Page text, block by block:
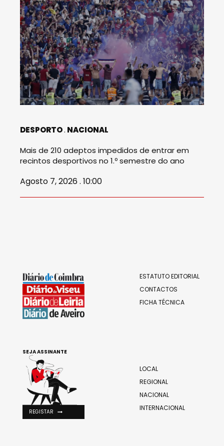
DESPORTO NACIONAL
Mais de 210 adeptos impedidos de entrar em
recintos desportivos no 1.º semestre do ano
Agosto 7, 2026 . 10:00
ESTATUTO EDITORIAL
CONTACTOS
FICHA TÉCNICA
LOCAL
REGIONAL
NACIONAL
INTERNACIONAL
SEJA ASSINANTE
REGISTAR